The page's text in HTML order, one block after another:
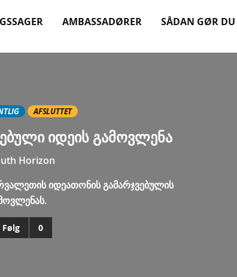
AMBASSADØRER SÅDAN GØR DU
AFSLUTTET
იდეის გამოვლენა
Horizon
იდეათონის გამარჯვებულის
Følg 0